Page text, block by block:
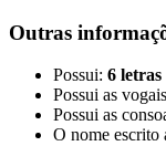
Outras
Possui: 6 letras
Possui as
Possui as
O nome escrito